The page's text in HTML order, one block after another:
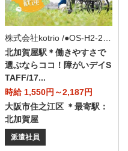
株式会社kotrio /●OS-H2-2050967
北加賀屋駅＊働きやすさで
選ぶならココ！障がいデイS
TAFF/17...
時給 1,550円～2,187円
大阪市住之江区 ＊最寄駅：
北加賀屋
派遣社員